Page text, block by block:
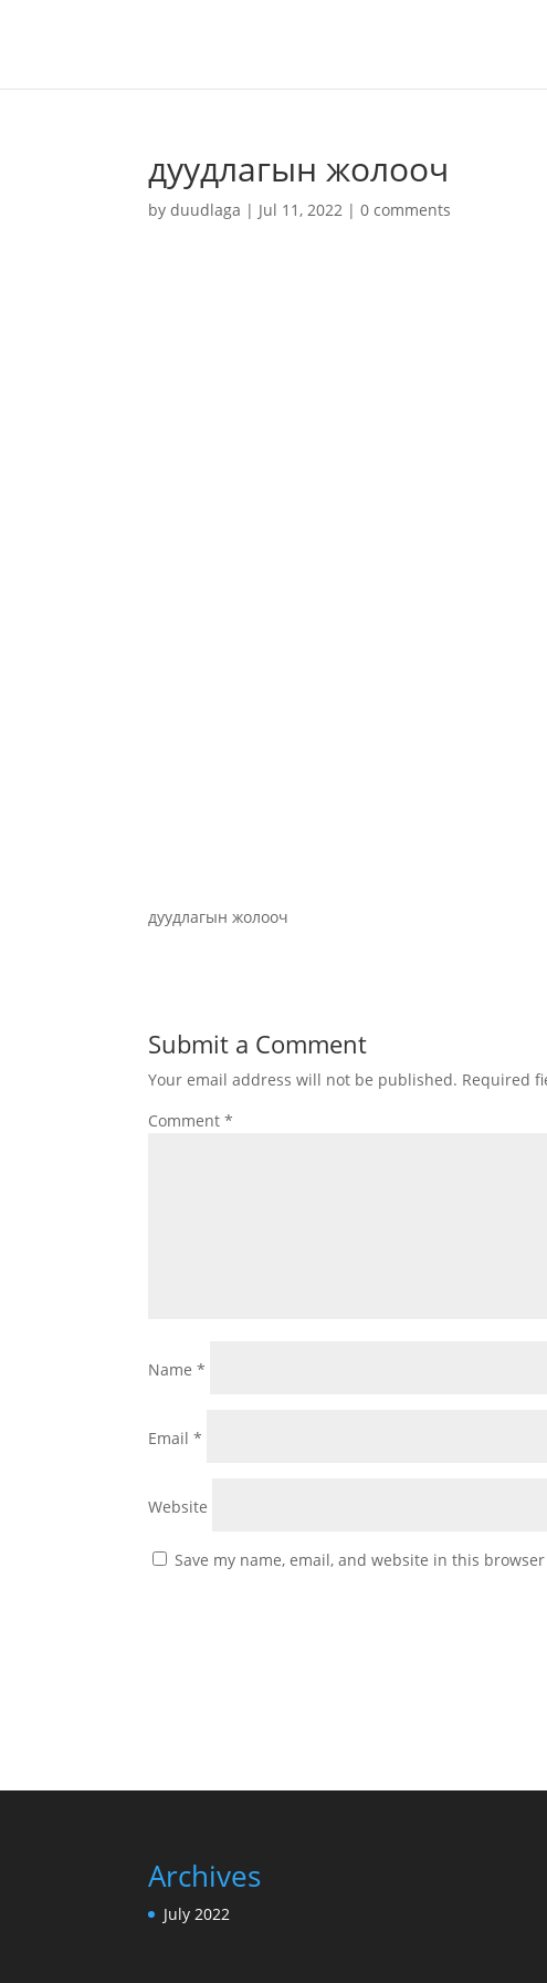
дуудлагын жолооч
byduudlaga | Jul 11, 2022 |0 comments
дуудлагын жолооч
Submit a Comment
Your email address will not be published. Required
Comment*
Name*
Email*
Website
Save my name, email, and website in this
Archives
July 2022